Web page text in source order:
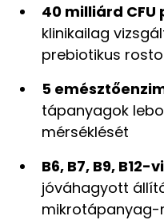
40 milliárd
klinikailag
prebiotikus
5
tápanyagok
mérséklését
B6, B7, B9,
jóváhagyott
mikrotápanyag-